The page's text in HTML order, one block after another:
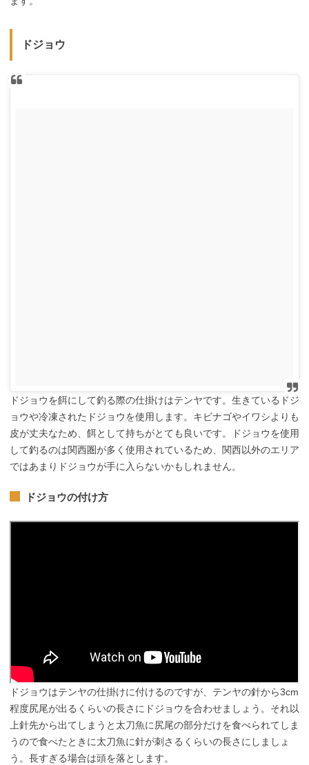
ドジョウ
ドジョウを餌にして釣る際の仕掛けはテンヤです。生きているドジ
ョウや冷凍されたドジョウを使用します。キビナゴやイワシよりも
皮が丈夫なため、餌として持ちがとても良いです。ドジョウを使用
して釣るのは関西圏が多く使用されているため、関西以外のエリア
ではあまりドジョウが手に入らないかもしれません。
ドジョウの付け方
ドジョウはテンヤの仕掛けに付けるのですが、テンヤの針から3cm
程度尻尾が出るくらいの長さにドジョウを合わせましょう。それ以
上針先から出てしまうと太刀魚に尻尾の部分だけを食べられてしま
うので食べたときに太刀魚に針が刺さるくらいの長さにしましょ
う。長すぎる場合は頭を落とします。